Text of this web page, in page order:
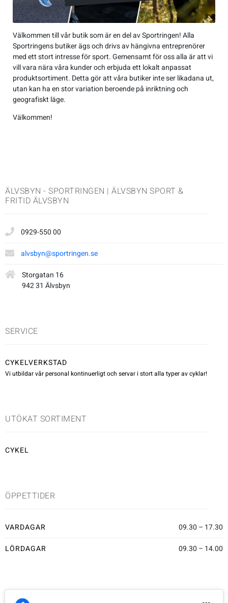
Jackor
Overaller
Regnkläder
T-shirts & linnen
Kängor
Sneakers
Övrigt
Lek & spel
Sporttillbehör
Väskor
Accessoarer
Byxor
Jackor
Regnkläder
Tights
Sneakers
Träningsskor
Walkingskor
Cykelskor
Kängor
Friluftstillbehör
Glasögon
Handskar
Hjälmar
Racket
Skydd
Stavar
Träning
Övrigt
Accessoarer
Byxor
Jackor
Regnkläder
Tights
Träningsskor
Walkingskor
Cykelskor
Gummistövlar
Sneakers
Friluftstillbehör
Glasögon
Handskar
Hjälmar
Racket
Skydd
Stavar
Träning
Övrigt
Simning
Squash
Alpint
Badminton
Fotboll
Innebandy
Längdåkning
Löpning
Padel
Välkommen till vår butik som är en del av Sportringen! Alla
Sportringens butiker ägs och drivs av hängivna entreprenörer
med ett stort intresse för sport. Gemensamt för oss alla är att vi
vill vara nära våra kunder och erbjuda ett lokalt anpassat
produktsortiment. Detta gör att våra butiker inte ser likadana ut,
utan kan ha en stor variation beroende på inriktning och
geografiskt läge.
Välkommen!
ÄLVSBYN - SPORTRINGEN | ÄLVSBYN SPORT &
FRITID ÄLVSBYN
0929-550 00
alvsbyn@sportringen.se
Storgatan 16
942 31 Älvsbyn
SERVICE
CYKELVERKSTAD
Vi utbildar vår personal kontinuerligt och servar i stort alla typer av cyklar!
UTÖKAT SORTIMENT
CYKEL
ÖPPETTIDER
VARDAGAR
09.30 – 17.30
LÖRDAGAR
09.30 – 14.00